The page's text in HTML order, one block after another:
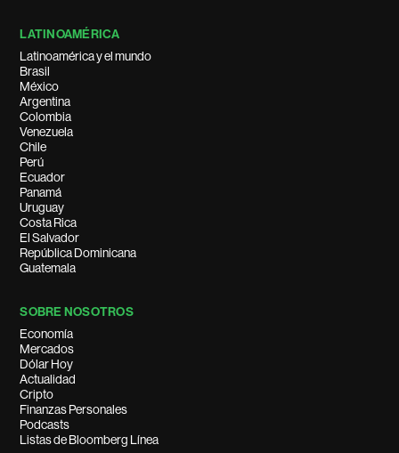
LATINOAMÉRICA
Latinoamérica y el mundo
Brasil
México
Argentina
Colombia
Venezuela
Chile
Perú
Ecuador
Panamá
Uruguay
Costa Rica
El Salvador
República Dominicana
Guatemala
SOBRE NOSOTROS
Economía
Mercados
Dólar Hoy
Actualidad
Cripto
Finanzas Personales
Podcasts
Listas de Bloomberg Línea